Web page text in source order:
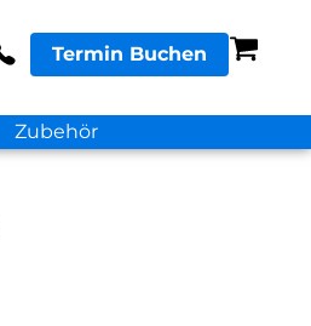
Termin Buchen
Zubehör